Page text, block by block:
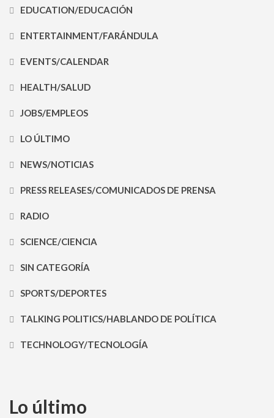
EDUCATION/EDUCACIÓN
ENTERTAINMENT/FARÁNDULA
EVENTS/CALENDAR
HEALTH/SALUD
JOBS/EMPLEOS
LO ÚLTIMO
NEWS/NOTICIAS
PRESS RELEASES/COMUNICADOS DE PRENSA
RADIO
SCIENCE/CIENCIA
SIN CATEGORÍA
SPORTS/DEPORTES
TALKING POLITICS/HABLANDO DE POLÍTICA
TECHNOLOGY/TECNOLOGÍA
Lo último